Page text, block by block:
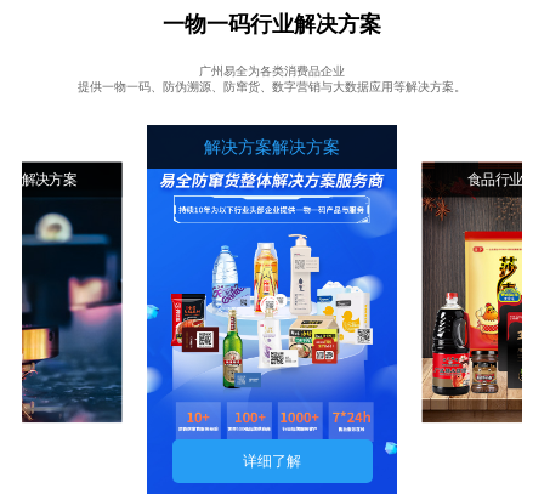
一物一码行业解决方案
广州易全为各类消费品企业
提供一物一码、防伪溯源、防窜货、数字营销与大数据应用等解决方案。
业解决方案
解决方案解决方案
详细了解
食品行业解